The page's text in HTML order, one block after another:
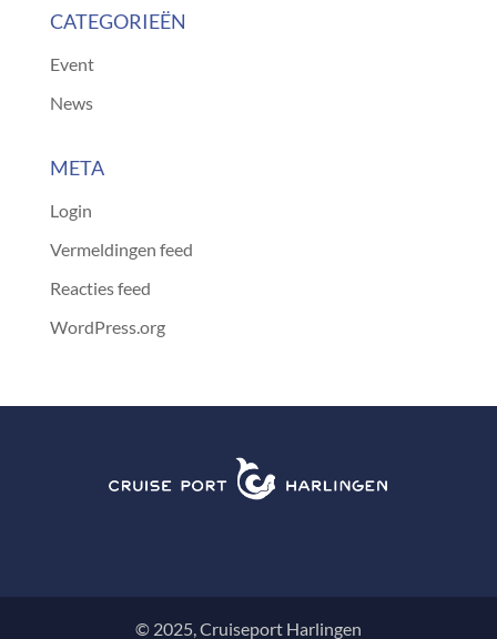
CATEGORIEËN
Event
News
META
Login
Vermeldingen feed
Reacties feed
WordPress.org
© 2025, Cruiseport Harlingen